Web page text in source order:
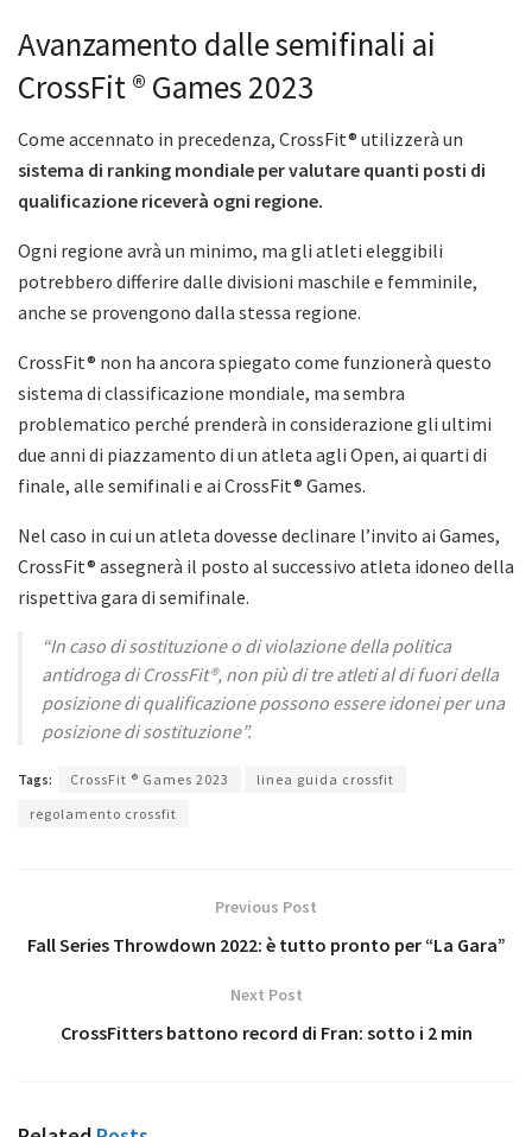
Avanzamento dalle semifinali ai
CrossFit ® Games 2023
Come accennato in precedenza, CrossFit® utilizzerà un
sistema di ranking mondiale per valutare quanti posti di
qualificazione riceverà ogni regione.
Ogni regione avrà un minimo, ma gli atleti eleggibili
potrebbero differire dalle divisioni maschile e femminile,
anche se provengono dalla stessa regione.
CrossFit® non ha ancora spiegato come funzionerà questo
sistema di classificazione mondiale, ma sembra
problematico perché prenderà in considerazione gli ultimi
due anni di piazzamento di un atleta agli Open, ai quarti di
finale, alle semifinali e ai CrossFit® Games.
Nel caso in cui un atleta dovesse declinare l’invito ai Games,
CrossFit® assegnerà il posto al successivo atleta idoneo della
rispettiva gara di semifinale.
“In caso di sostituzione o di violazione della politica
antidroga di CrossFit®, non più di tre atleti al di fuori della
posizione di qualificazione possono essere idonei per una
posizione di sostituzione”.
Tags: CrossFit ® Games 2023
linea guida crossfit
regolamento crossfit
Previous Post
Fall Series Throwdown 2022: è tutto pronto per “La Gara”
Next Post
CrossFitters battono record di Fran: sotto i 2 min